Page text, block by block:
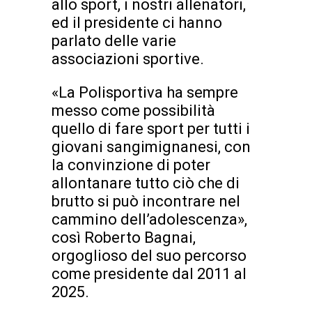
allo sport, i nostri allenatori,
ed il presidente ci hanno
parlato delle varie
associazioni sportive.
«La Polisportiva ha sempre
messo come possibilità
quello di fare sport per tutti i
giovani sangimignanesi, con
la convinzione di poter
allontanare tutto ciò che di
brutto si può incontrare nel
cammino dell’adolescenza»,
così Roberto Bagnai,
orgoglioso del suo percorso
come presidente dal 2011 al
2025.